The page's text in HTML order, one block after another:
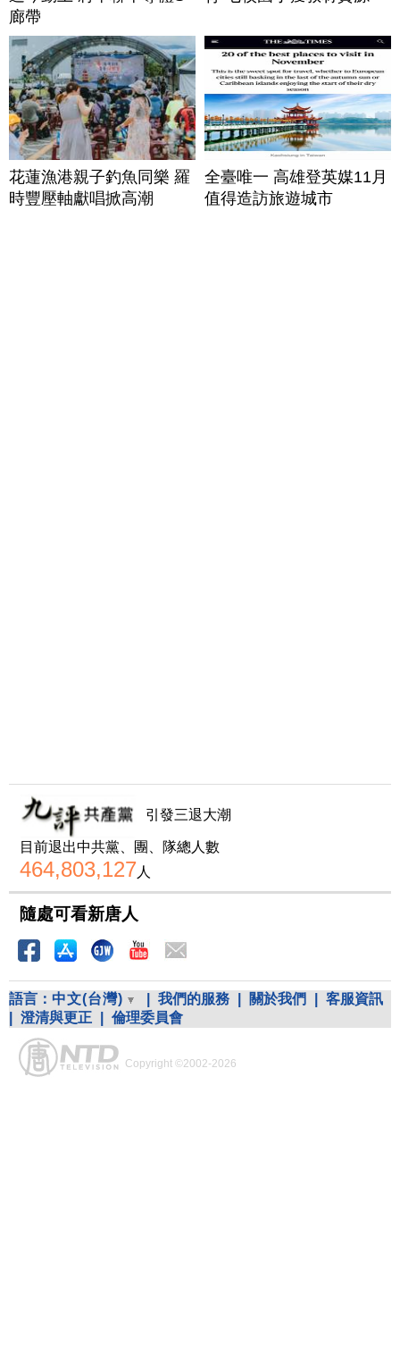
廊帶
花蓮漁港親子釣魚同樂 羅
時豐壓軸獻唱掀高潮
全臺唯一 高雄登英媒11月
值得造訪旅遊城市
引發三退大潮
目前退出中共黨、團、隊總人數
464,803,127人
隨處可看新唐人
語言： 中文(台灣) 我們的服務 關於我們
客服資訊
澄清與更正 倫理委員會
Copyright ©2002-2026